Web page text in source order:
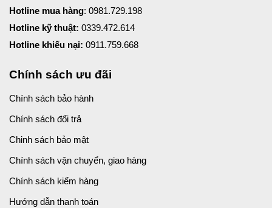
Hotline mua hàng: 0981.729.198
Hotline kỹ thuật: 0339.472.614
Hotline khiếu nại: 0911.759.668
Chính sách ưu đãi
Chính sách bảo hành
Chính sách đổi trả
Chinh sách bảo mật
Chính sách vận chuyển, giao hàng
Chính sách kiểm hàng
Hướng dẫn thanh toán